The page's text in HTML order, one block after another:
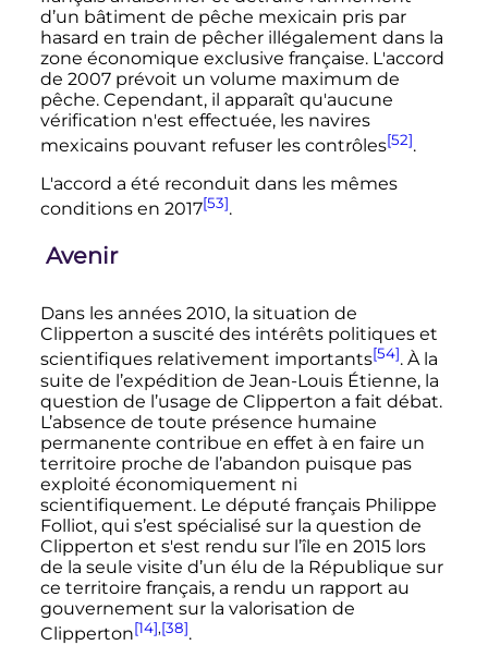
d’un bâtiment de pêche mexicain pris par
hasard en train de pêcher illégalement dans la
zone économique exclusive française. L'accord
de 2007 prévoit un volume maximum de
pêche. Cependant, il apparaît qu'aucune
vérification n'est effectuée, les navires
mexicains pouvant refuser les contrôles[52].
L'accord a été reconduit dans les mêmes
conditions en 2017[53].
Avenir
Dans les années 2010, la situation de
Clipperton a suscité des intérêts politiques et
scientifiques relativement importants[54]. À la
suite de l’expédition de Jean-Louis Étienne, la
question de l’usage de Clipperton a fait débat.
L’absence de toute présence humaine
permanente contribue en effet à en faire un
territoire proche de l’abandon puisque pas
exploité économiquement ni
scientifiquement. Le député français Philippe
Folliot, qui s’est spécialisé sur la question de
Clipperton et s'est rendu sur l’île en 2015 lors
de la seule visite d’un élu de la République sur
ce territoire français, a rendu un rapport au
gouvernement sur la valorisation de
Clipperton[14],[38].